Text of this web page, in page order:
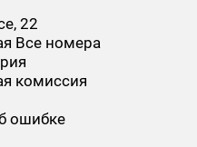
22
Все номера
комиссия
ошибке